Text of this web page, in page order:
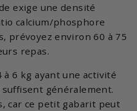
exige une densité
calcium/phosphore
prévoyez environ 60 à 75
repas.
à 6 kg ayant une activité
généralement.
car ce petit gabarit peut